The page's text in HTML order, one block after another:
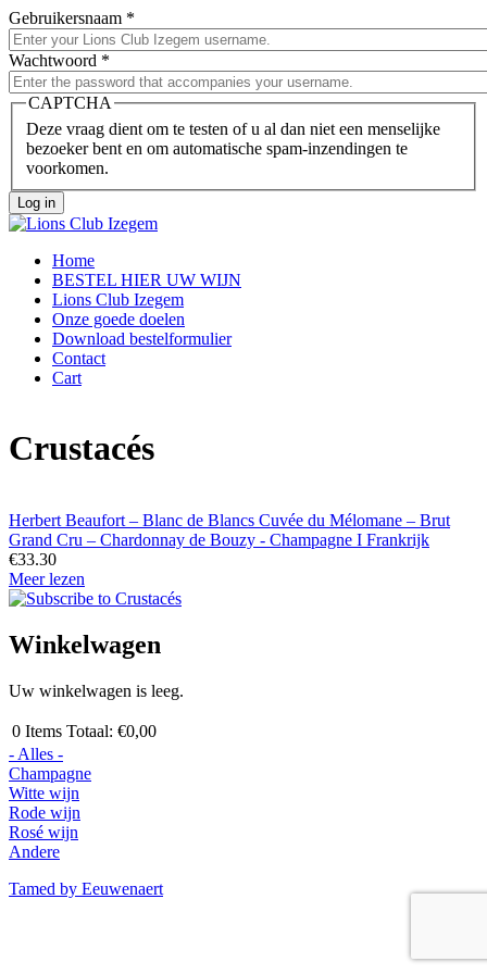
Skip to main content
Gebruikersnaam *
Wachtwoord *
CAPTCHA
Deze vraag dient om te testen of u al dan niet een menselijke
bezoeker bent en om automatische spam-inzendingen te
voorkomen.
Home
BESTEL HIER UW WIJN
Lions Club Izegem
Onze goede doelen
Download bestelformulier
Contact
Cart
Crustacés
Herbert Beaufort – Blanc de Blancs Cuvée du Mélomane – Brut
Grand Cru – Chardonnay de Bouzy - Champagne I Frankrijk
€33.30
Meer lezen
Winkelwagen
Uw winkelwagen is leeg.
0 Items Totaal: €0,00
- Alles -
Champagne
Witte wijn
Rode wijn
Rosé wijn
Andere
Tamed by Eeuwenaert